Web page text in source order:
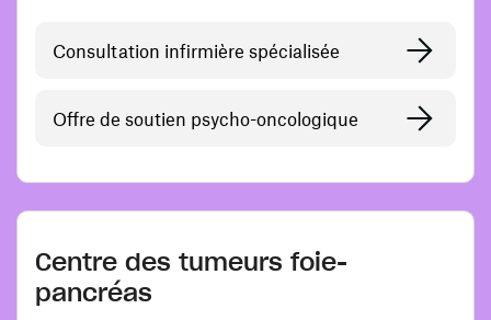
Consultation infirmière spécialisée
Offre de soutien psycho-oncologique
Centre des tumeurs foie-
pancréas